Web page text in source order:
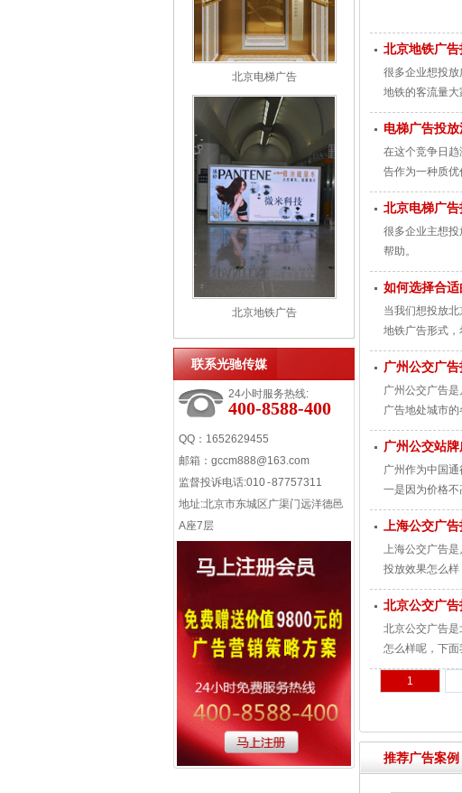
北京电梯广告
北京地铁广告
联系光驰传媒
24小时服务热线:
400-8588-400
QQ：1652629455
邮箱： gccm888@163.com
监督投诉电话:010 - 87757311
地址:北京市东城区广渠门远洋德邑
A座7层
北京地铁广告
很多企业想投
地铁的客流量
单介绍一下，
电梯广告投
在这个竞争日
告作为一种质
北京电梯广
很多企业主想
帮助。
如何选择合
当我们想投放
地铁广告形式，
广州公交广
广州公交广告
广告地处城市
广州公交站
广州作为中国
一是因为价格
么，广州公交
上海公交广
上海公交广告
投放效果怎么样
北京公交广告
北京公交广告
怎么样呢，下面
1
推荐广告案例